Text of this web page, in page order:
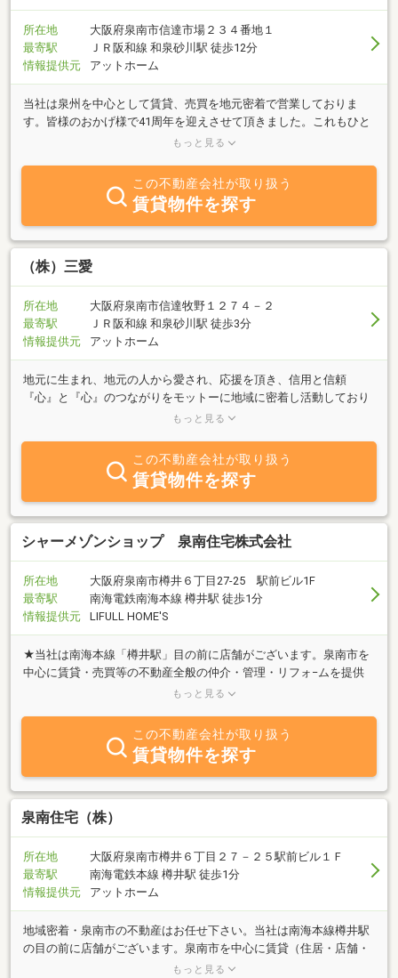
所在地
大阪府泉南市信達市場２３４番地１
最寄駅
ＪＲ阪和線 和泉砂川駅 徒歩12分
情報提供元
アットホーム
当社は泉州を中心として賃貸、売買を地元密着で営業しておりま
す。皆様のおかげ様で41周年を迎えさせて頂きました。これもひと
えに皆様のご愛顧とご支援によるものと深く感謝しております。泉
もっと見る
この不動産会社が取り扱う
賃貸物件を探す
（株）三愛
所在地
大阪府泉南市信達牧野１２７４－２
最寄駅
ＪＲ阪和線 和泉砂川駅 徒歩3分
情報提供元
アットホーム
地元に生まれ、地元の人から愛され、応援を頂き、信用と信頼
『心』と『心』のつながりをモットーに地域に密着し活動しており
ます。泉南・阪南地域のことなら(株)三愛が一番知っています。賃
もっと見る
この不動産会社が取り扱う
賃貸物件を探す
シャーメゾンショップ 泉南住宅株式会社
所在地
大阪府泉南市樽井６丁目27-25 駅前ビル1F
最寄駅
南海電鉄南海本線 樽井駅 徒歩1分
情報提供元
LIFULL HOME'S
★当社は南海本線「樽井駅」目の前に店舗がございます。泉南市を
中心に賃貸・売買等の不動産全般の仲介・管理・リフォ−ムを提供
している会社です。地元でないとわからない詳細や情報は当社まで
もっと見る
この不動産会社が取り扱う
賃貸物件を探す
泉南住宅（株）
所在地
大阪府泉南市樽井６丁目２７－２５駅前ビル１Ｆ
最寄駅
南海電鉄本線 樽井駅 徒歩1分
情報提供元
アットホーム
地域密着・泉南市の不動産はお任せ下さい。当社は南海本線樽井駅
の目の前に店舗がございます。泉南市を中心に賃貸（住居・店舗・
倉庫・土地・駐車場）及び売買（中古戸建・中古マンション・新築
もっと見る